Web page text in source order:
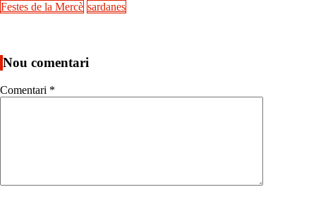
Festes de la Mercè sardanes
Nou comentari
Comentari *